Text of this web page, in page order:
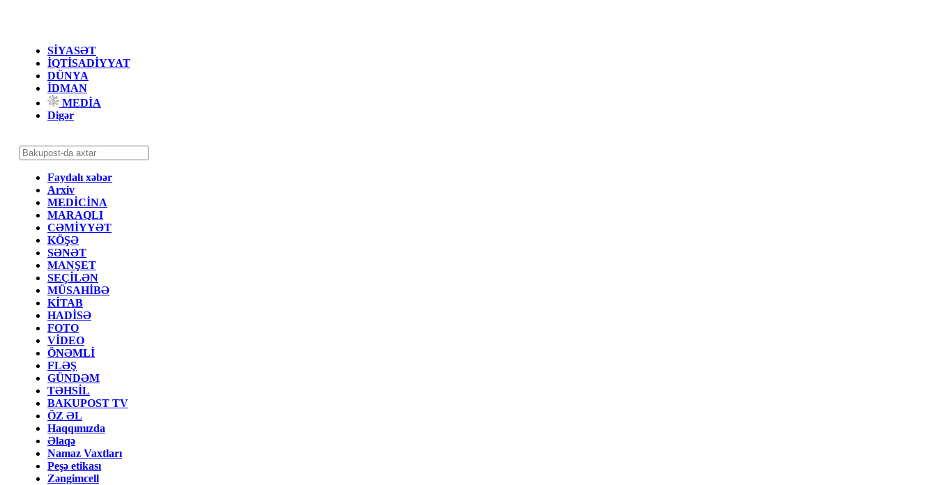
SİYASƏT
İQTİSADİYYAT
DÜNYA
İDMAN
MEDİA
Digər
Faydalı xəbər
Arxiv
MEDİCİNA
MARAQLI
CƏMİYYƏT
KÖŞƏ
SƏNƏT
MANŞET
SEÇİLƏN
MÜSAHİBƏ
KİTAB
HADİSƏ
FOTO
VİDEO
ÖNƏMLİ
FLƏŞ
GÜNDƏM
TƏHSİL
BAKUPOST TV
ÖZ ƏL
Haqqımızda
Əlaqə
Namaz Vaxtları
Peşə etikası
Zəngimcell